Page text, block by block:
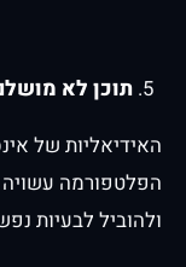
תוכן לא
האידיאליות של
הפלטפורמה
ולהוביל לבעיות